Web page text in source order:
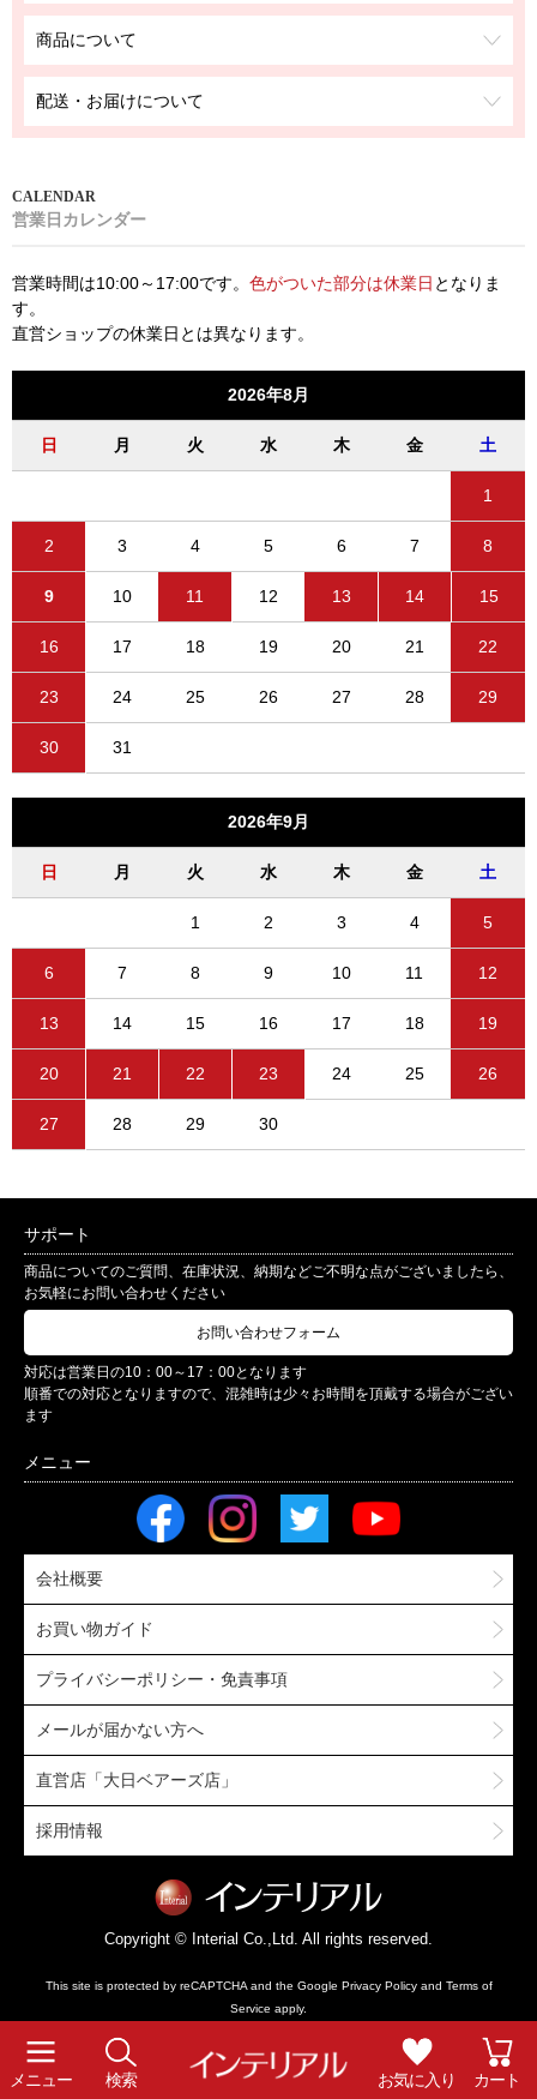
メニュー 検索 お気に入り カート
商品について
配送・お届けについて
営業日カレンダー
営業時間は10:00～17:00です。 色がついた部分は休業日 となりま
す。
直営ショップの休業日とは異なります。
2026年8月
日 月 火 水 木 金 土
1
2 3 4 5 6 7 8
9 10 11 12 13 14 15
16 17 18 19 20 21 22
23 24 25 26 27 28 29
30 31
2026年9月
日 月 火 水 木 金 土
1 2 3 4 5
6 7 8 9 10 11 12
13 14 15 16 17 18 19
20 21 22 23 24 25 26
27 28 29 30
サポート
商品についてのご質問、在庫状況、納期などご不明な点がございましたら、
お気軽にお問い合わせください
お問い合わせフォーム
対応は営業日の10：00～17：00となります
順番での対応となりますので、混雑時は少々お時間を頂戴する場合がござい
ます
会社概要
お買い物ガイド
プライバシーポリシー・免責事項
メールが届かない方へ
直営店「大日ベアーズ店」
採用情報
Copyright © Interial Co.,Ltd. All rights reserved.
This site is protected by reCAPTCHA and the Google Privacy Policyand Terms of
Service apply.